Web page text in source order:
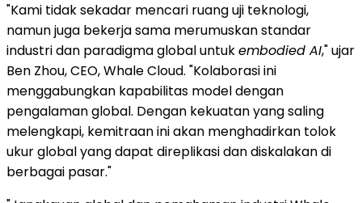
"Kami tidak sekadar mencari ruang uji teknologi,
namun juga bekerja sama merumuskan standar
industri dan paradigma global untukembodied AI," ujar
Ben Zhou, CEO, Whale Cloud. "Kolaborasi ini
menggabungkan kapabilitas model dengan
pengalaman global. Dengan kekuatan yang saling
melengkapi, kemitraan ini akan menghadirkan tolok
ukur global yang dapat direplikasi dan diskalakan di
berbagai pasar."